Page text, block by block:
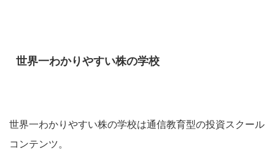
世界一わかりやすい株の学校
世界一わかりやすい株の学校は通信教育型の投資スクール
コンテンツ